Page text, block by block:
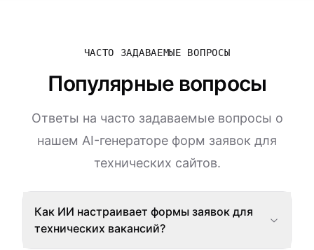
ЧАСТО ЗАДАВАЕМЫЕ ВОПРОСЫ
Популярные вопросы
Ответы на часто задаваемые вопросы о
нашем AI-генераторе форм заявок для
технических сайтов.
Как ИИ настраивает формы заявок для
технических вакансий?